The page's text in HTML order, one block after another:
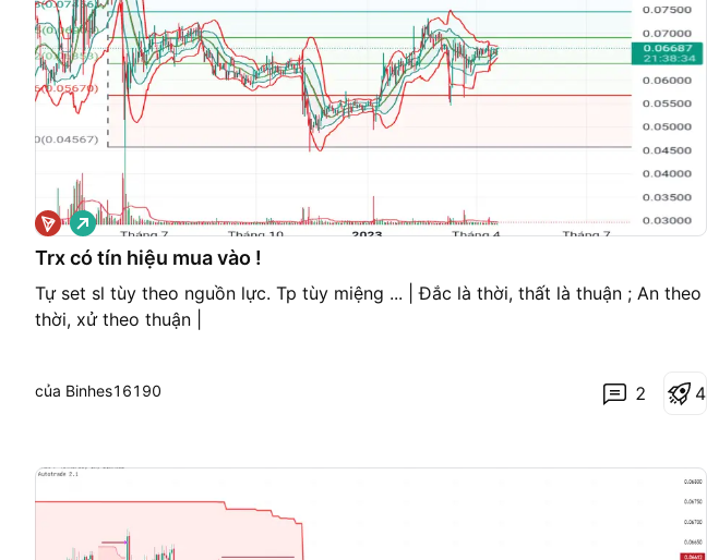
Trx có tín hiệu mua vào !
Tự set sl tùy theo nguồn lực. Tp tùy miệng ... | Đắc là thời, thất là thuận ; An theo
thời, xử theo thuận |
G
i
á
l
ê
n
của Binhes16190 2 4